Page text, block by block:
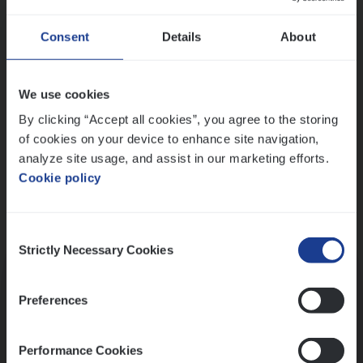
Consent Details About
We use cookies
By clicking “Accept all cookies”, you agree to the storing
of cookies on your device to enhance site navigation,
analyze site usage, and assist in our marketing efforts.
Cookie policy
Selection
Strictly Necessary Cookies
Preferences
Performance Cookies
Ons sollicitatieproces